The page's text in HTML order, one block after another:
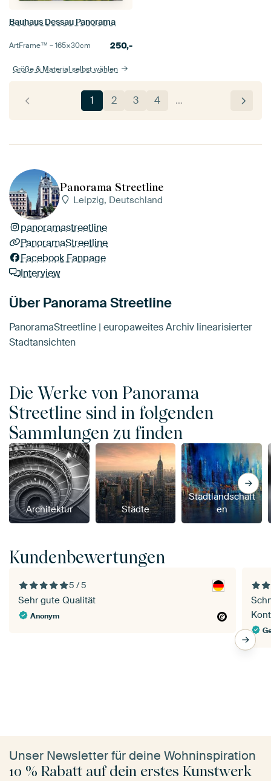
Bauhaus Dessau Panorama
ArtFrame™ –165×30cm 250,-
Größe & Material selbst wählen
1 2 3 4 …
Panorama Streetline
Leipzig, Deutschland
panoramastreetline
PanoramaStreetline
Facebook Fanpage
Interview
Über Panorama Streetline
PanoramaStreetline | europaweites Archiv linearisierter
Stadtansichten
Die Werke von Panorama
Streetline sind in folgenden
Sammlungen zu finden
Architektur Städte
Stadtlandschaft
en
Kundenbewertungen
5 / 5
Sehr gute Qualität
Anonym
Unser Newsletter für deine Wohninspiration
10 % Rabatt auf dein erstes Kunstwerk